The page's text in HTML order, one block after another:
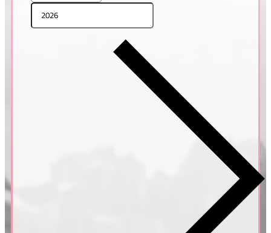
ŘECKO, SANTORINI